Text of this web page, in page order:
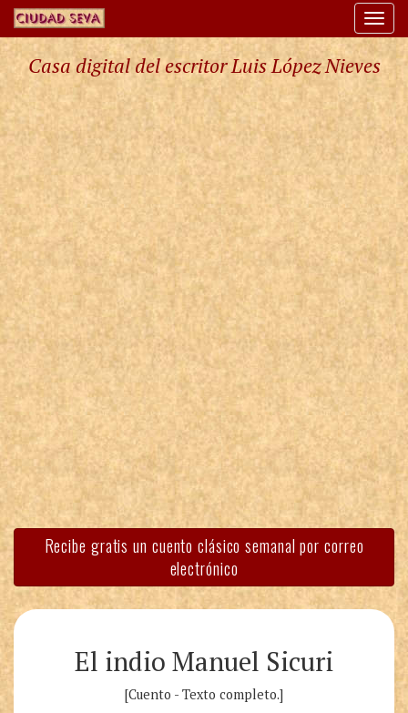
Casa digital del escritor Luis López Nieves
Recibe gratis un cuento clásico semanal por correo
electrónico
El indio Manuel Sicuri
[Cuento - Texto completo.]